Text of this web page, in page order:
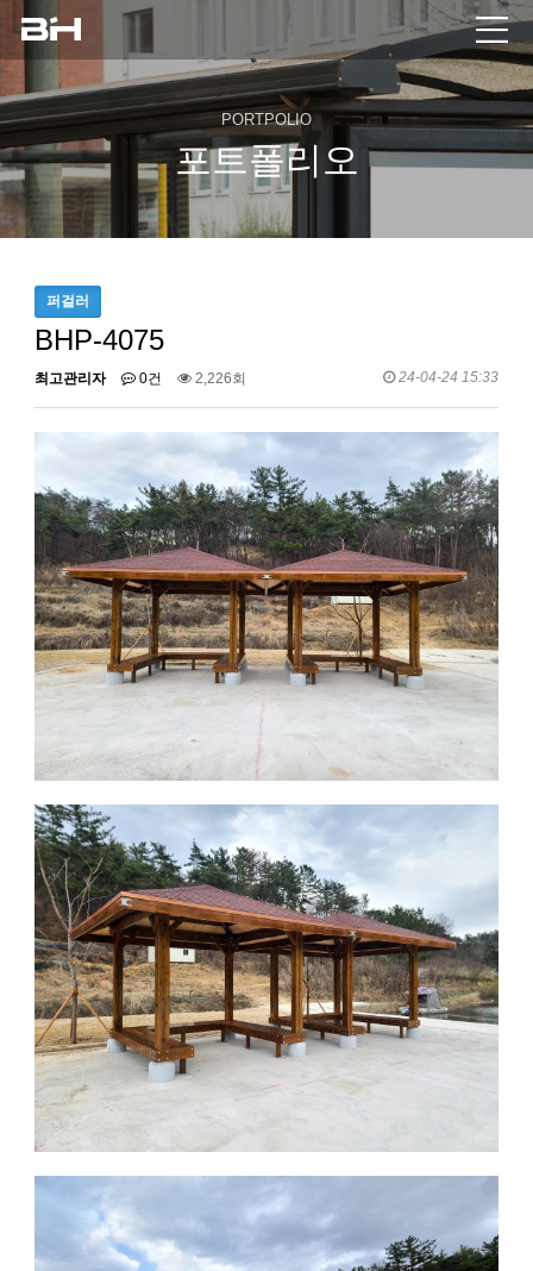
PORTPOLIO
포트폴리오
퍼걸러
BHP-4075
최고관리자 0건 2,226회 24-04-24 15:33